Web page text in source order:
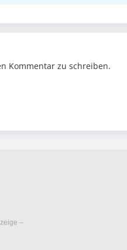
Kommentar zu schreiben.